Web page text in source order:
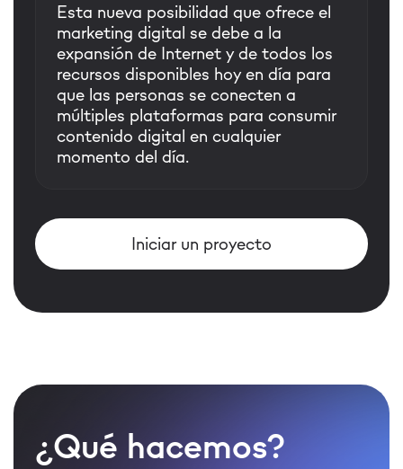
Esta nueva posibilidad que ofrece el
marketing digital se debe a la
expansión de Internet y de todos los
recursos disponibles hoy en día para
que las personas se conecten a
múltiples plataformas para consumir
contenido digital en cualquier
momento del día.
Iniciar un proyecto
¿Qué hacemos?